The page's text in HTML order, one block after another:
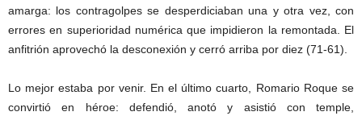
amarga: los contragolpes se desperdiciaban una y otra vez, con
errores en superioridad numérica que impidieron la remontada. El
anfitrión aprovechó la desconexión y cerró arriba por diez (71-61).
Lo mejor estaba por venir. En el último cuarto, Romario Roque se
convirtió en héroe: defendió, anotó y asistió con temple,